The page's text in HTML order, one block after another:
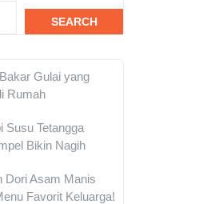
SEARCH
Gulai yang
Rumah
Susu Tetangga
Bikin Nagih
Dori Asam Manis
Favorit Keluarga!